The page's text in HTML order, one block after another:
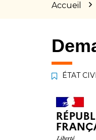
Accueil
ÉTAT